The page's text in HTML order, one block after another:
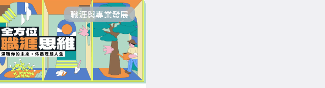
職涯與專業發展